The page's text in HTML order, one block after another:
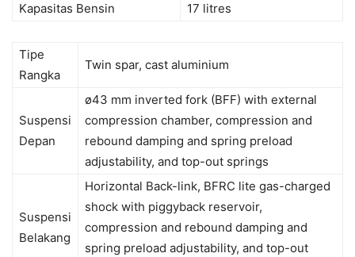
Kapasitas Bensin 17 litres
Tipe
Rangka
Twin spar, cast aluminium
Suspensi
Depan
ø43 mm inverted fork (BFF) with external
compression chamber, compression and
rebound damping and spring preload
adjustability, and top-out springs
Suspensi
Belakang
Horizontal Back-link, BFRC lite gas-charged
shock with piggyback reservoir,
compression and rebound damping and
spring preload adjustability, and top-out